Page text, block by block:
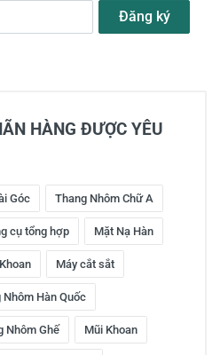
Đăng ký
HÀNG ĐƯỢC YÊU
Góc Thang Nhôm Chữ A
cụ tổng hợp Mặt Nạ Hàn
Máy cắt sắt
Nhôm Hàn Quốc
Nhôm Ghế Mũi Khoan